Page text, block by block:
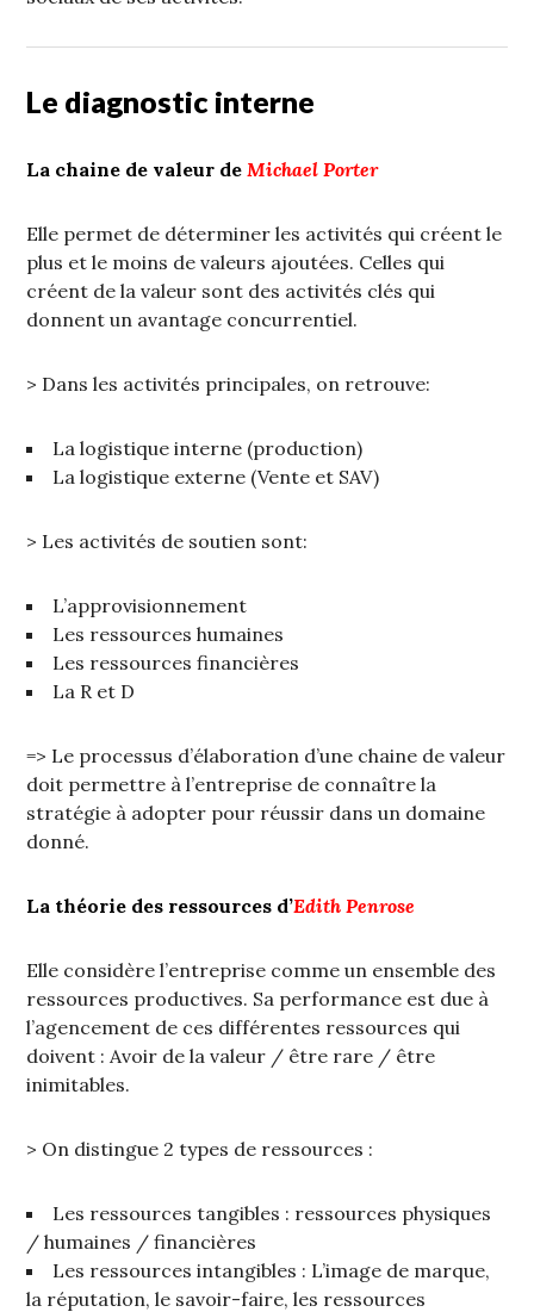
Le diagnostic interne
La chaine de valeur deMichael Porter
Elle permet de déterminer les activités qui créent le
plus et le moins de valeurs ajoutées. Celles qui
créent de la valeur sont des activités clés qui
donnent un avantage concurrentiel.
> Dans les activités principales, on retrouve:
La logistique interne (production)
La logistique externe (Vente et SAV)
> Les activités de soutien sont:
L’approvisionnement
Les ressources humaines
Les ressources financières
La R et D
=> Le processus d’élaboration d’une chaine de valeur
doit permettre à l’entreprise de connaître la
stratégie à adopter pour réussir dans un domaine
donné.
La théorie des ressources d’Edith Penrose
Elle considère l’entreprise comme un ensemble des
ressources productives. Sa performance est due à
l’agencement de ces différentes ressources qui
doivent : Avoir de la valeur / être rare / être
inimitables.
> On distingue 2 types de ressources :
Les ressources tangibles : ressources physiques
/ humaines / financières
Les ressources intangibles : L’image de marque,
la réputation, le savoir-faire, les ressources